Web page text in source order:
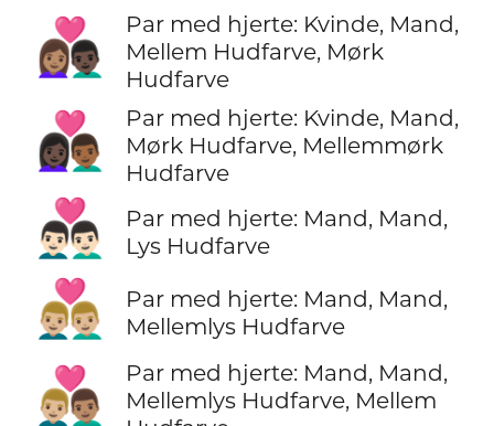
👩🏽‍❤️‍👨🏿
Par med hjerte: Kvinde, Mand,
Mellem Hudfarve, Mørk
Hudfarve
👩🏿‍❤️‍👨🏾
Par med hjerte: Kvinde, Mand,
Mørk Hudfarve, Mellemmørk
Hudfarve
👨🏻‍❤️‍👨🏻
Par med hjerte: Mand, Mand,
Lys Hudfarve
👨🏼‍❤️‍👨🏼
Par med hjerte: Mand, Mand,
Mellemlys Hudfarve
👨🏼‍❤️‍👨🏽
Par med hjerte: Mand, Mand,
Mellemlys Hudfarve, Mellem